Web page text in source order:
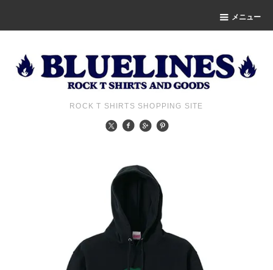
メニュー
ROCK T SHIRTS SHOPPING SITE